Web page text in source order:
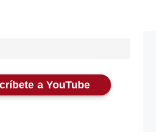
a YouTube